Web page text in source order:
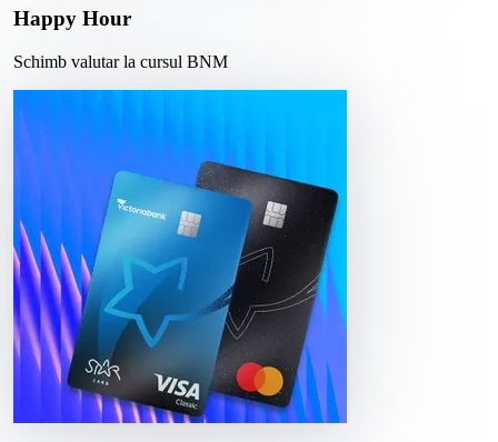
Happy Hour
Schimb valutar la cursul BNM